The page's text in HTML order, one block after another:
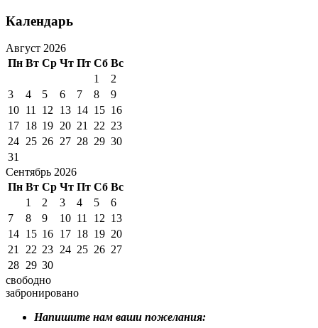
Календарь
Август 2026
Пн Вт Ср Чт Пт Сб Вс
1
2
3
4 5 6 7 8
9
10 11 12 13 14 15 16
17 18 19 20 21 22 23
24 25 26 27 28 29 30
31
Сентябрь 2026
Пн Вт Ср Чт Пт Сб Вс
1
2 3 4 5
6
7
8 9 10 11 12 13
14 15 16 17 18 19 20
21
22 23 24 25 26 27
28 29 30
свободно
забронировано
Напишите нам ваши пожелания: